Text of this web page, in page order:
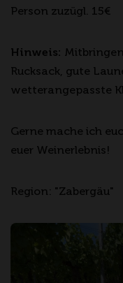
Person zuzügl. 15€
Hinweis:
Rucksack, gute
wetterangepasste
Gerne mache ich
euer Weinerlebnis!
Region: "Zabergäu"